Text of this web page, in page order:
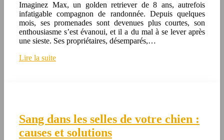
Imaginez Max, un golden retriever de 8 ans, autrefois
infatigable compagnon de randonnée. Depuis quelques
mois, ses promenades sont devenues plus courtes, son
enthousiasme s’est évanoui, et il a du mal à se lever après
une sieste. Ses propriétaires, désemparés,…
Lire la suite
Sang dans les selles de votre chien :
causes et solutions